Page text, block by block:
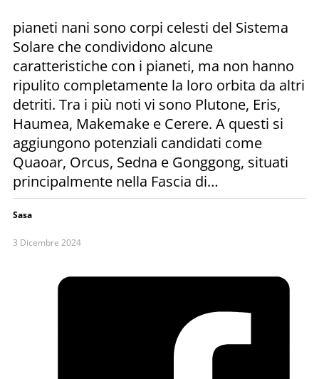
pianeti nani sono corpi celesti del Sistema
Solare che condividono alcune
caratteristiche con i pianeti, ma non hanno
ripulito completamente la loro orbita da altri
detriti. Tra i più noti vi sono Plutone, Eris,
Haumea, Makemake e Cerere. A questi si
aggiungono potenziali candidati come
Quaoar, Orcus, Sedna e Gonggong, situati
principalmente nella Fascia di…
Sasa
3 Dicembre 2024